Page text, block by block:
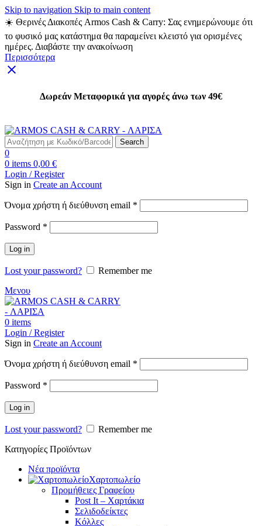
Skip to navigation Skip to main content
☀️ Θερινές Διακοπές Armos Cash & Carry: Σας ενημερώνουμε ότι
το φυσικό μας κατάστημα θα παραμείνει κλειστό για ορισμένες
ημέρες. Διαβάστε την ανακοίνωση
Περισσότερα
Δωρεάν Μεταφορικά για αγορές άνω των 49€
Search
0
0 items 0,00 €
Login / Register
Sign in Create an Account
Όνομα χρήστη ή διεύθυνση email *
Password *
Log in
Lost your password?
Remember me
Μενου
0 items
Login / Register
Sign in Create an Account
Όνομα χρήστη ή διεύθυνση email *
Password *
Log in
Lost your password?
Remember me
Κατηγορίες Προϊόντων
Νέα προϊόντα
Χαρτοπωλείο
Προμήθειες Γραφείου
Post It – Χαρτάκια
Σελιδοδείκτες
Κόλλες